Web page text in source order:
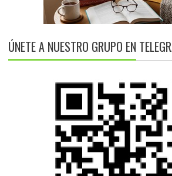
ÚNETE A NUESTRO GRUPO EN